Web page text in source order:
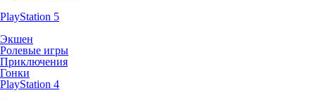
PlayStation 5
Экшен
Ролевые игры
Приключения
Гонки
PlayStation 4